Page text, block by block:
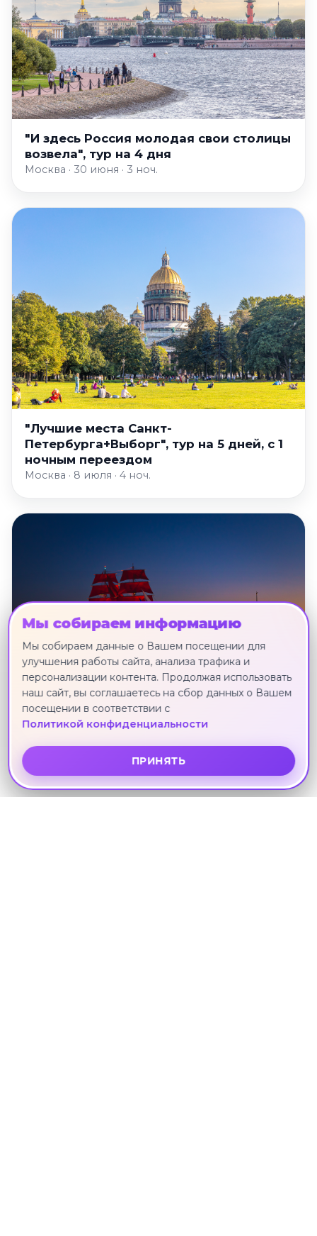
"И здесь Россия молодая свои столицы
возвела", тур на 4 дня
Москва · 30 июня · 3 ноч.
"Лучшие места Санкт-
Петербурга+Выборг", тур на 5 дней, с 1
ночным переездом
Москва · 8 июля · 4 ноч.
"Романтика алых парусов", тур на 5
дней
Санкт-Петербург · 24 июня · 4 ноч.
Мы собираем информацию
Мы собираем данные о Вашем посещении для
улучшения работы сайта, анализа трафика и
персонализации контента. Продолжая использовать
наш сайт, вы соглашаетесь на сбор данных о Вашем
посещении в соответствии с
Политикой конфиденциальности
ПРИНЯТЬ